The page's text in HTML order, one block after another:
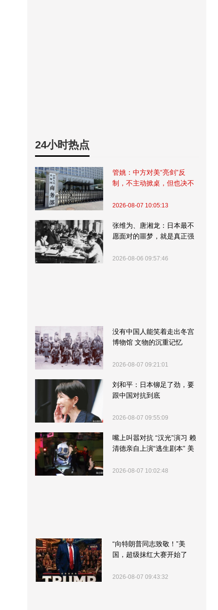
24小时热点
管姚：中方对美“亮剑”反
制，不主动掀桌，但也决不
2026-08-07 10:05:13
张维为、唐湘龙：日本最不
愿面对的噩梦，就是真正强
2026-08-06 09:57:46
没有中国人能笑着走出冬宫
博物馆 文物的沉重记忆
2026-08-07 09:21:01
刘和平：日本铆足了劲，要
跟中国对抗到底
2026-08-07 09:55:09
嘴上叫嚣对抗 “汉光”演习 赖
清德亲自上演“逃生剧本” 美
2026-08-07 10:02:48
“向特朗普同志致敬！”美
国，超级抹红大赛开始了
2026-08-07 09:43:32